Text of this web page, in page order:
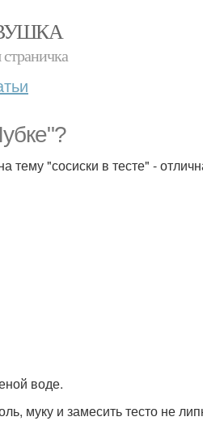
"сосиски в тесте" -
воде.
муку и замесить тесто не